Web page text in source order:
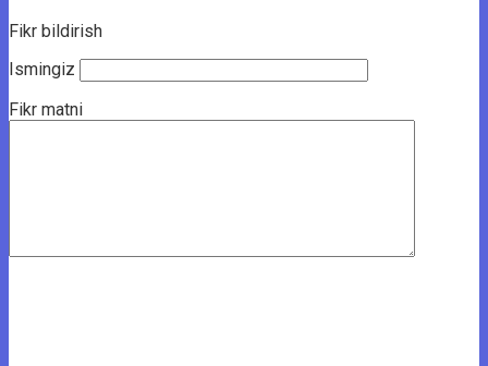
Fikr bildirish
Ismingiz
Fikr matni